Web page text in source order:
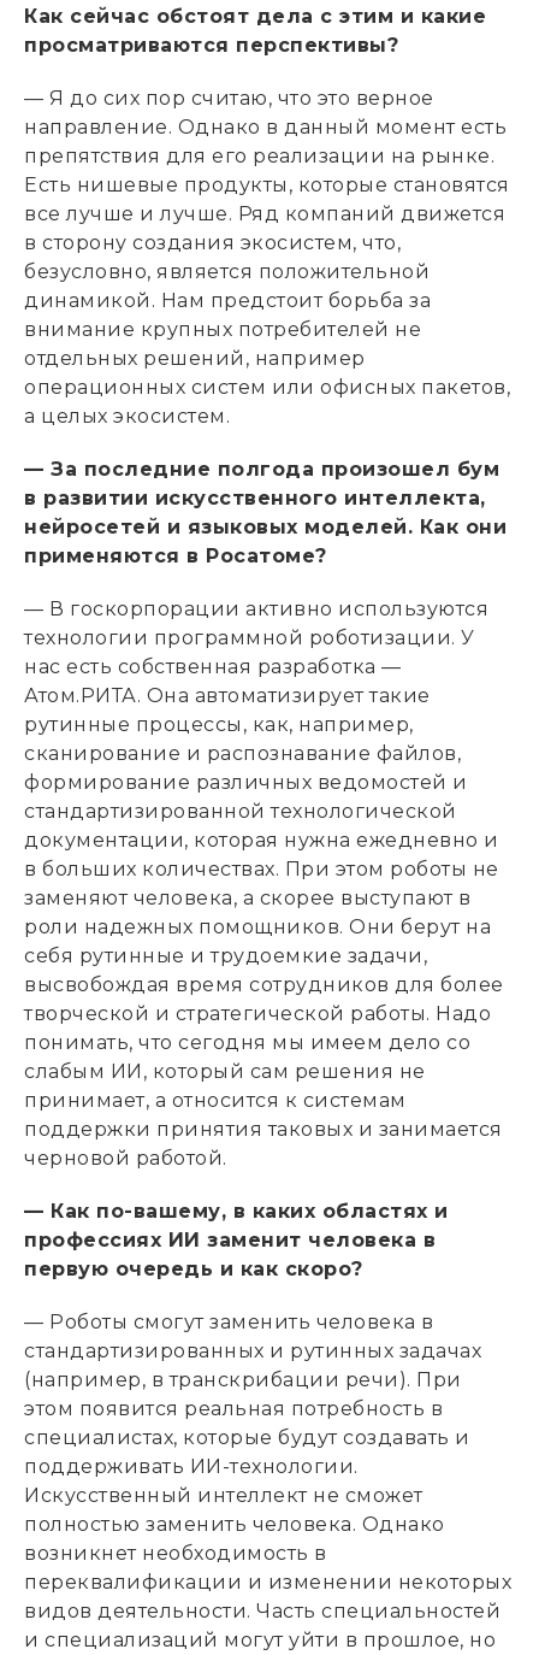
Как сейчас обстоят дела с этим и какие
просматриваются перспективы?
— Я до сих пор считаю, что это верное
направление. Однако в данный момент есть
препятствия для его реализации на рынке.
Есть нишевые продукты, которые становятся
все лучше и лучше. Ряд компаний движется
в сторону создания экосистем, что,
безусловно, является положительной
динамикой. Нам предстоит борьба за
внимание крупных потребителей не
отдельных решений, например
операционных систем или офисных пакетов,
а целых экосистем.
— За последние полгода произошел бум
в развитии искусственного интеллекта,
нейросетей и языковых моделей. Как они
применяются в Росатоме?
— В госкорпорации активно используются
технологии программной роботизации. У
нас есть собственная разработка —
Атом.РИТА. Она автоматизирует такие
рутинные процессы, как, например,
сканирование и распознавание файлов,
формирование различных ведомостей и
стандартизированной технологической
документации, которая нужна ежедневно и
в больших количествах. При этом роботы не
заменяют человека, а скорее выступают в
роли надежных помощников. Они берут на
себя рутинные и трудоемкие задачи,
высвобождая время сотрудников для более
творческой и стратегической работы. Надо
понимать, что сегодня мы имеем дело со
слабым ИИ, который сам решения не
принимает, а относится к системам
поддержки принятия таковых и занимается
черновой работой.
— Как по-вашему, в каких областях и
профессиях ИИ заменит человека в
первую очередь и как скоро?
— Роботы смогут заменить человека в
стандартизированных и рутинных задачах
(например, в транскрибации речи). При
этом появится реальная потребность в
специалистах, которые будут создавать и
поддерживать ИИ-технологии.
Искусственный интеллект не сможет
полностью заменить человека. Однако
возникнет необходимость в
переквалификации и изменении некоторых
видов деятельности. Часть специальностей
и специализаций могут уйти в прошлое, но